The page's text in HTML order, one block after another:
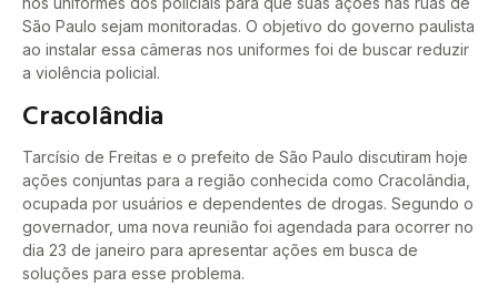
São Paulo sejam monitoradas. O objetivo do governo paulista
ao instalar essa câmeras nos uniformes foi de buscar reduzir
a violência policial.
Cracolândia
Tarcísio de Freitas e o prefeito de São Paulo discutiram hoje
ações conjuntas para a região conhecida como Cracolândia,
ocupada por usuários e dependentes de drogas. Segundo o
governador, uma nova reunião foi agendada para ocorrer no
dia 23 de janeiro para apresentar ações em busca de
soluções para esse problema.